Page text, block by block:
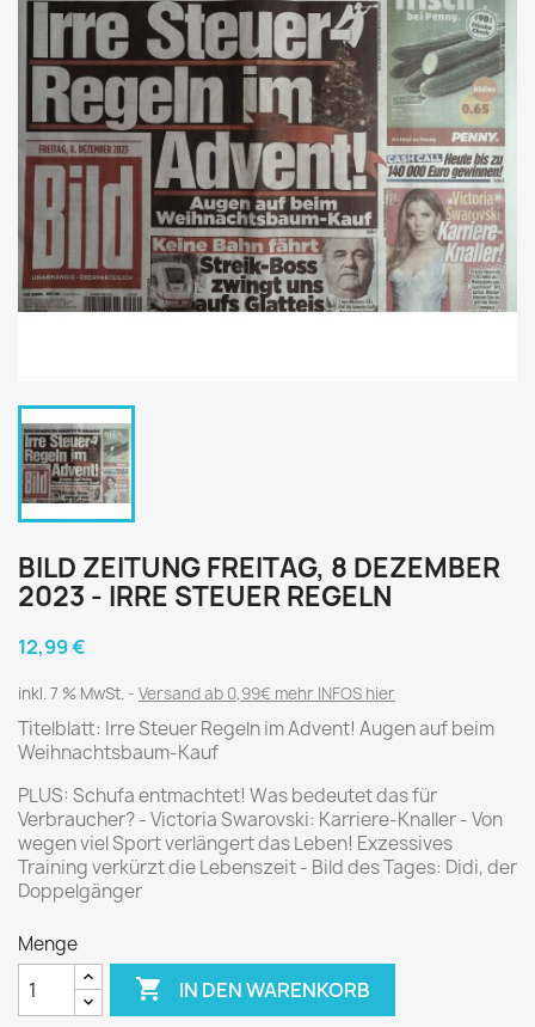
BILD ZEITUNG FREITAG, 8 DEZEMBER
2023 - IRRE STEUER REGELN
12,99 €
inkl. 7 % MwSt. Versand ab 0,99€ mehr INFOS hier
Titelblatt: Irre Steuer Regeln im Advent! Augen auf beim
Weihnachtsbaum-Kauf
PLUS: Schufa entmachtet! Was bedeutet das für
Verbraucher? - Victoria Swarovski: Karriere-Knaller - Von
wegen viel Sport verlängert das Leben! Exzessives
Training verkürzt die Lebenszeit - Bild des Tages: Didi, der
Doppelgänger
Menge
 IN DEN WARENKORB